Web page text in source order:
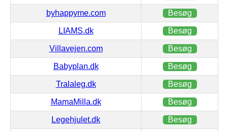
byhappyme.com Besøg
LIAMS.dk Besøg
Villavejen.com Besøg
Babyplan.dk Besøg
Tralaleg.dk Besøg
MamaMilla.dk Besøg
Legehjulet.dk Besøg